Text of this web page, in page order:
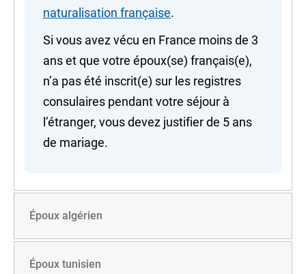
naturalisation française.
Si vous avez vécu en France moins de 3
ans et que votre époux(se) français(e),
n’a pas été inscrit(e) sur les registres
consulaires pendant votre séjour à
l’étranger, vous devez justifier de 5 ans
de mariage.
Époux algérien
Époux tunisien